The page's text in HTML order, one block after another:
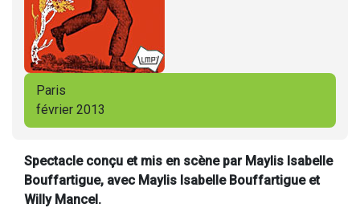
Paris
février 2013
Spectacle conçu et mis en scène par Maylis Isabelle
Bouffartigue, avec Maylis Isabelle Bouffartigue et
Willy Mancel.